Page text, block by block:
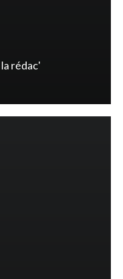
la rédac'